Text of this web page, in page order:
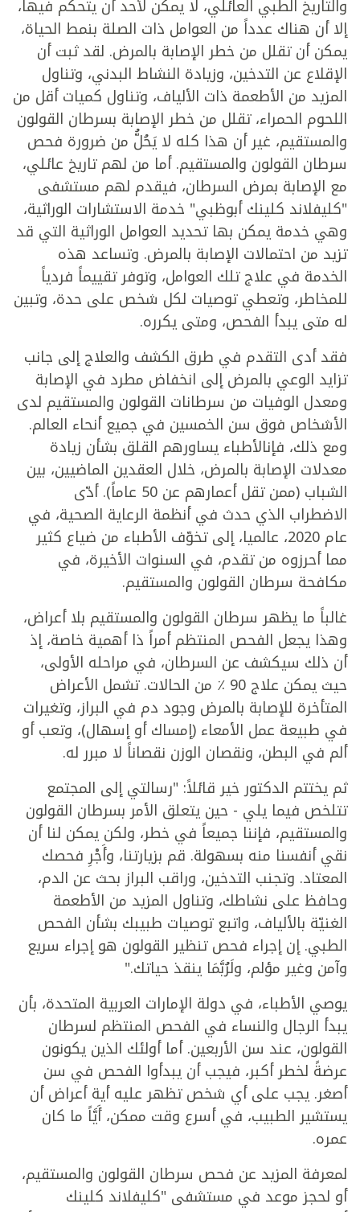
والتاريخ الطبي العائلي، لا يمكن لأحد أن يتحكم فيها،
إلا أن هناك عدداً من العوامل ذات الصلة بنمط الحياة،
يمكن أن تقلل من خطر الإصابة بالمرض. لقد ثبت أن
الإقلاع عن التدخين، وزيادة النشاط البدني، وتناول
المزيد من الأطعمة ذات الألياف، وتناول كميات أقل من
اللحوم الحمراء، تقلل من خطر الإصابة بسرطان القولون
والمستقيم، غير أن هذا كله لا يَحُلُّ من ضرورة فحص
سرطان القولون والمستقيم. أما من لهم تاريخ عائلي،
مع الإصابة بمرض السرطان، فيقدم لهم مستشفى
"كليفلاند كلينك أبوظبي" خدمة الاستشارات الوراثية،
وهي خدمة يمكن بها تحديد العوامل الوراثية التي قد
تزيد من احتمالات الإصابة بالمرض. وتساعد هذه
الخدمة في علاج تلك العوامل، وتوفر تقييماً فردياً
للمخاطر، وتعطي توصيات لكل شخص على حدة، وتبين
له متى يبدأ الفحص، ومتى يكرره.
فقد أدى التقدم في طرق الكشف والعلاج إلى جانب
تزايد الوعي بالمرض إلى انخفاض مطرد في الإصابة
ومعدل الوفيات من سرطانات القولون والمستقيم لدى
الأشخاص فوق سن الخمسين في جميع أنحاء العالم.
ومع ذلك، فإنالأطباء يساورهم القلق بشأن زيادة
معدلات الإصابة بالمرض، خلال العقدين الماضيين، بين
الشباب (ممن تقل أعمارهم عن 50 عاماً). أدّى
الاضطراب الذي حدث في أنظمة الرعاية الصحية، في
عام 2020، عالميا، إلى تخوّف الأطباء من ضياع كثير
مما أحرزوه من تقدم، في السنوات الأخيرة، في
مكافحة سرطان القولون والمستقيم.
غالباً ما يظهر سرطان القولون والمستقيم بلا أعراض،
وهذا يجعل الفحص المنتظم أمراً ذا أهمية خاصة، إذ
أن ذلك سيكشف عن السرطان، في مراحله الأولى،
حيث يمكن علاج 90 ٪ من الحالات. تشمل الأعراض
المتأخرة للإصابة بالمرض وجود دم في البراز، وتغيرات
في طبيعة عمل الأمعاء (إمساك أو إسهال)، وتعب أو
ألم في البطن، ونقصان الوزن نقصاناً لا مبرر له.
ثم يختتم الدكتور خير قائلاً: "رسالتي إلى المجتمع
تتلخص فيما يلي - حين يتعلق الأمر بسرطان القولون
والمستقيم، فإننا جميعاً في خطر، ولكن يمكن لنا أن
نقي أنفسنا منه بسهولة. قم بزيارتنا، وأَجْرِ فحصك
المعتاد. وتجنب التدخين، وراقب البراز بحث عن الدم،
وحافظ على نشاطك، وتناول المزيد من الأطعمة
الغنيّة بالألياف، واتبع توصيات طبيبك بشأن الفحص
الطبي. إن إجراء فحص تنظير القولون هو إجراء سريع
وآمن وغير مؤلم، ولَرُبَّمَا ينقذ حياتك."
يوصي الأطباء، في دولة الإمارات العربية المتحدة، بأن
يبدأ الرجال والنساء في الفحص المنتظم لسرطان
القولون، عند سن الأربعين. أما أولئك الذين يكونون
عرضةً لخطر أكبر، فيجب أن يبدأوا الفحص في سن
أصغر. يجب على أي شخص تظهر عليه أية أعراض أن
يستشير الطبيب، في أسرع وقت ممكن، أَيَّاً ما كان
عمره.
لمعرفة المزيد عن فحص سرطان القولون والمستقيم،
أو لحجز موعد في مستشفى "كليفلاند كلينك